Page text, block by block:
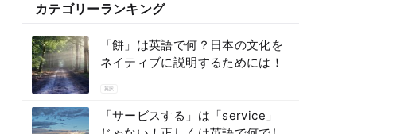
カテゴリーランキング
「餅」は英語で何？日本の文化を
ネイティブに説明するためには！
英訳
「サービスする」は「service」